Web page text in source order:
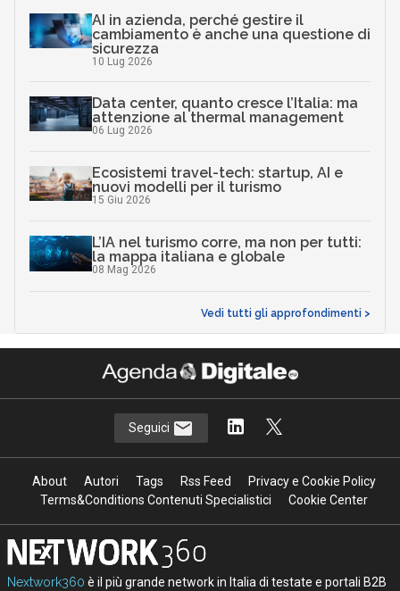
AI in azienda, perché gestire il
cambiamento è anche una questione di
sicurezza
10 Lug 2026
Data center, quanto cresce l’Italia: ma
attenzione al thermal management
06 Lug 2026
Ecosistemi travel-tech: startup, AI e
nuovi modelli per il turismo
15 Giu 2026
L’IA nel turismo corre, ma non per tutti:
la mappa italiana e globale
08 Mag 2026
Vedi tutti gli approfondimenti >
Seguici
About Autori Tags Rss Feed
Privacy e Cookie Policy
Terms&Conditions Contenuti Specialistici
Cookie Center
Nextwork360 è il più grande network in Italia di testate e portali B2B